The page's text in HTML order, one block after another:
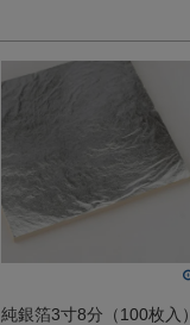
純銀箔3寸8分（100枚入）